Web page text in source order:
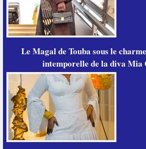
Le Magal de Touba sous le
intemporelle de la diva Mia